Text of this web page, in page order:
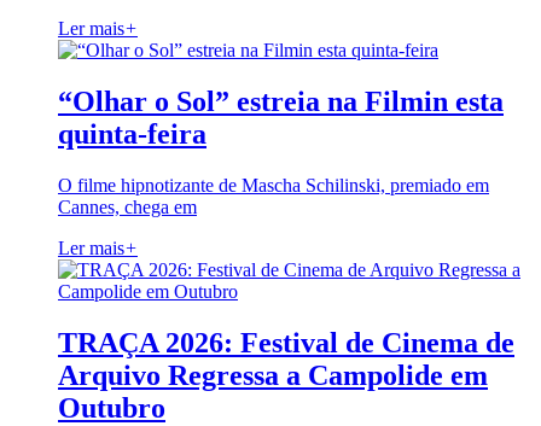
Ler mais+
“Olhar o Sol” estreia na Filmin esta
quinta-feira
O filme hipnotizante de Mascha Schilinski, premiado em
Cannes, chega em
Ler mais+
TRAÇA 2026: Festival de Cinema de
Arquivo Regressa a Campolide em
Outubro